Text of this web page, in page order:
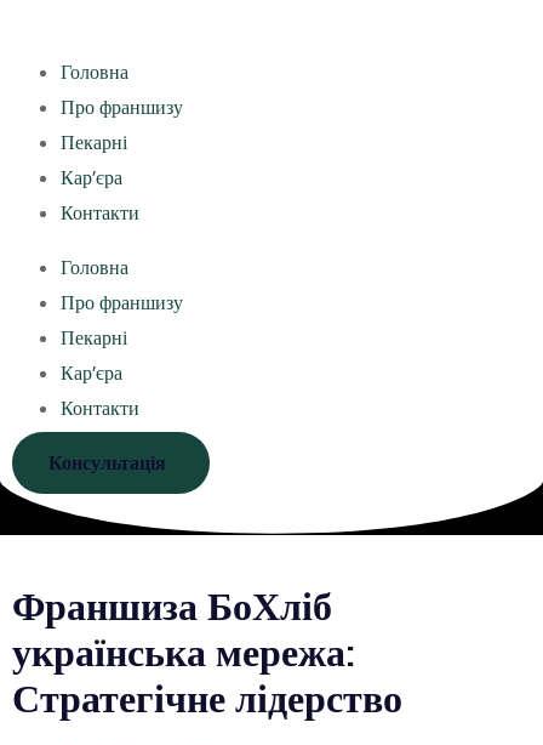
Головна
Про франшизу
Пекарні
Кар’єра
Контакти
Головна
Про франшизу
Пекарні
Кар’єра
Контакти
Консультація
Франшиза БоХліб
українська мережа:
Стратегічне лідерство